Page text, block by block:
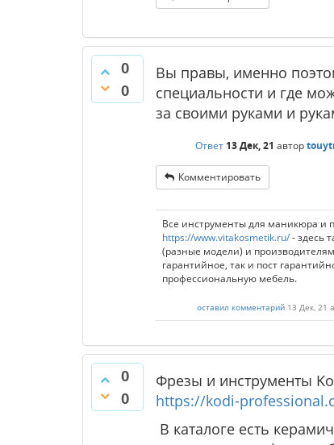
0
0
Вы правы, именно
специальности и где
за своими руками и
Ответ 13 Дек, 21 автор
Комментировать
Все инструменты для маникюра и
https://www.vitakosmetik.ru/- здесь
(разные модели) и
гарантийное, так и пост
профессиональную мебель.
оставил комментарий 13 Дек, 21
0
0
Фрезы и инструменты
https://kodi-
В каталоге есть